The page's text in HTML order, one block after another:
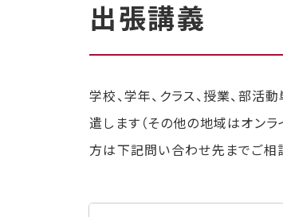
出張講義
学校、学年、クラス、授業、部
遣します（その他の地域はオン
方は下記問い合わせ先までご相